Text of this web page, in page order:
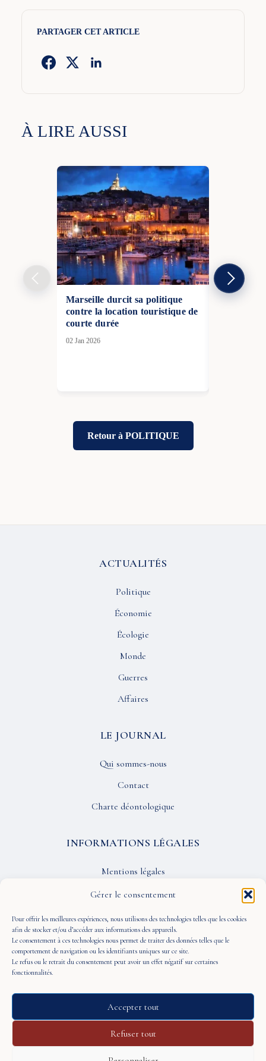
Gérer le consentement
Pour offrir les meilleures expériences, nous utilisons des technologies telles que les cookies
afin de stocker et/ou d’accéder aux informations des appareils.
Le consentement à ces technologies nous permet de traiter des données telles que le
comportement de navigation ou les identifiants uniques sur ce site.
Le refus ou le retrait du consentement peut avoir un effet négatif sur certaines
fonctionnalités.
Accepter tout
Refuser tout
PARTAGER CET ARTICLE
À LIRE AUSSI
Marseille durcit sa politique
contre la location touristique de
courte durée
02 Jan 2026
Retour à POLITIQUE
ACTUALITÉS
Politique
Économie
Écologie
Monde
Guerres
Affaires
LE JOURNAL
Qui sommes-nous
Contact
Charte déontologique
INFORMATIONS LÉGALES
Mentions légales
Confidentialité
CGU
SUIVEZ-NOUS
© 2026 À Portée de Vue — Tous droits réservés